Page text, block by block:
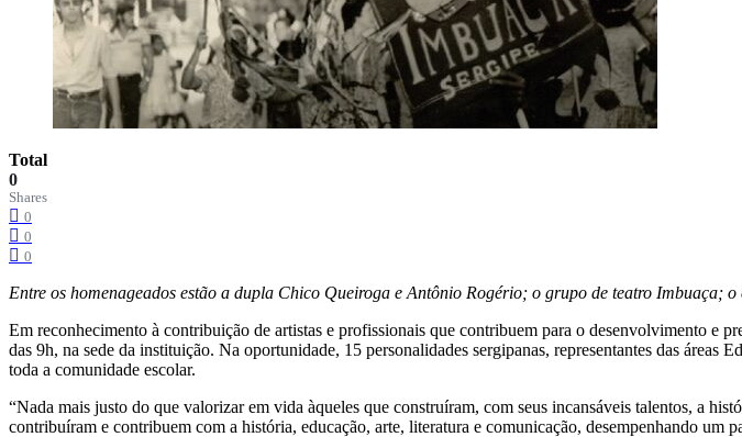
Total
0
Shares
0
0
0
Entre os homenageados estão a dupla Chico Queiroga e Antônio Rogério; o grupo de teatro Imbuaça;
Em reconhecimento à contribuição de artistas e profissionais que contribuem para o desenvolvimento e
das 9h, na sede da instituição. Na oportunidade, 15 personalidades sergipanas, representantes das
toda a comunidade escolar.
“Nada mais justo do que valorizar em vida àqueles que construíram, com seus incansáveis talentos, a
contribuíram e contribuem com a história, educação, arte, literatura e comunicação, desempenhando